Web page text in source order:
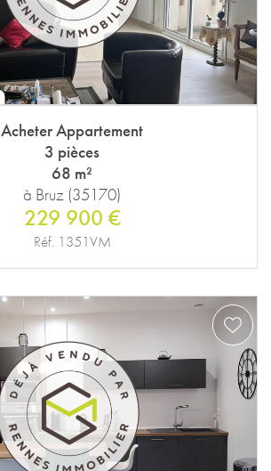
Acheter Appartement
3 pièces
68 m²
à Bruz (35170)
229 900 €
Réf. 1351VM